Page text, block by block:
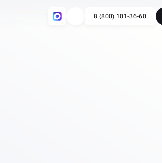
8 (800) 101-36-60